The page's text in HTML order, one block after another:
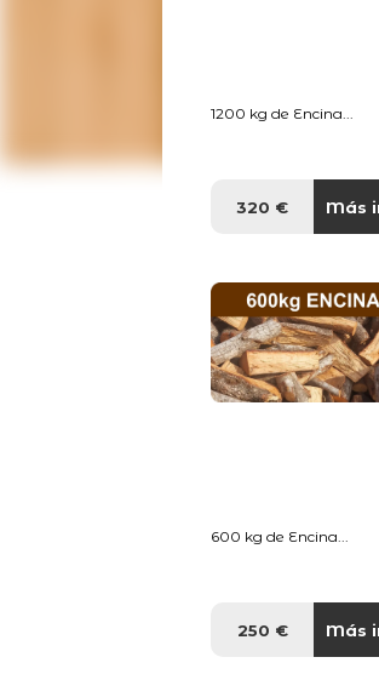
1200 kg de Encina...
320 € Más
600 kg de Encina...
250 € Más